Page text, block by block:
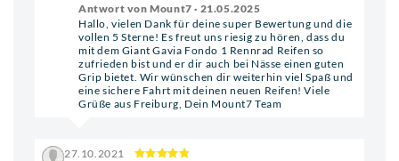
Antwort von Mount7 · 21.05.2025
Hallo, vielen Dank für deine super Bewertung und die
vollen 5 Sterne! Es freut uns riesig zu hören, dass du
mit dem Giant Gavia Fondo 1 Rennrad Reifen so
zufrieden bist und er dir auch bei Nässe einen guten
Grip bietet. Wir wünschen dir weiterhin viel Spaß und
eine sichere Fahrt mit deinen neuen Reifen! Viele
Grüße aus Freiburg, Dein Mount7 Team
27.10.2021